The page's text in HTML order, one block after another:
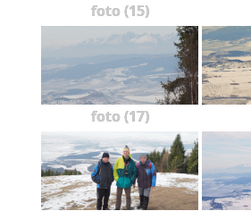
foto (15)
foto (17)